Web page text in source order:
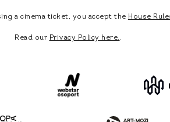
a cinema ticket, you accept the House
Read our Privacy Policy here. .